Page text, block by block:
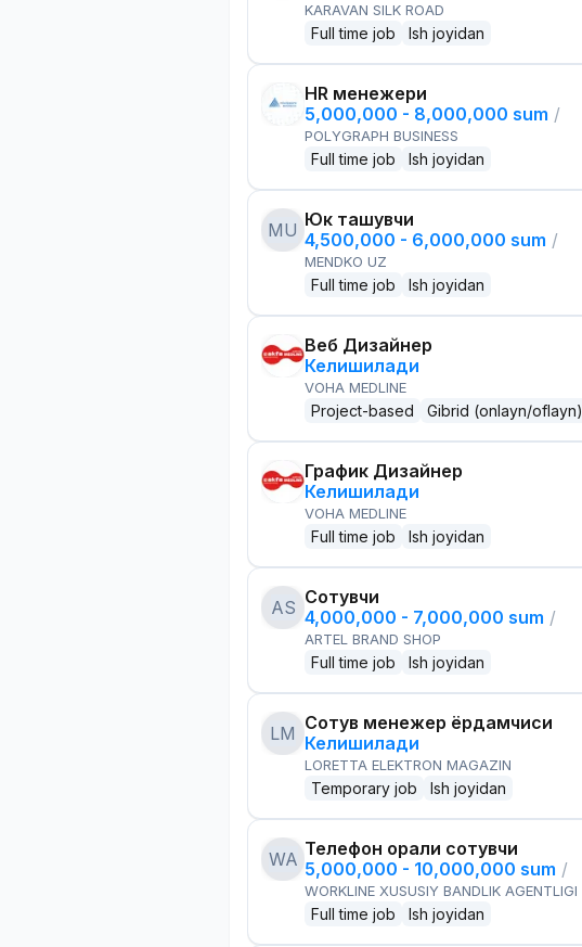
KARAVAN SILK ROAD
Full time job Ish joyidan
HR менежери
5,000,000 - 8,000,000 sum /
POLYGRAPH BUSINESS
Full time job Ish joyidan
MU Юк ташувчи
4,500,000 - 6,000,000 sum /
MENDKO UZ
Full time job Ish joyidan
Веб Дизайнер
Келишилади
VOHA MEDLINE
Project-based Gibrid (onlayn/oflayn)
График Дизайнер
Келишилади
VOHA MEDLINE
Full time job Ish joyidan
AS Сотувчи
4,000,000 - 7,000,000 sum /
ARTEL BRAND SHOP
Full time job Ish joyidan
LM Сотув менежер ёрдамчиси
Келишилади
LORETTA ELEKTRON MAGAZIN
Temporary job Ish joyidan
WA Телефон орқали сотувчи
5,000,000 - 10,000,000 sum /
WORKLINE XUSUSIY BANDLIK AGENTLIGI
Full time job Ish joyidan